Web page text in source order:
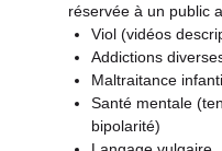
réservée à un public
Viol (vidéos
Addictions
Maltraitance
Santé mentale
bipolarité)